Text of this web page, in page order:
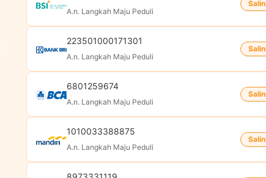
A.n. Langkah Maju Peduli
Salin
223501000171301
A.n. Langkah Maju Peduli
Salin
6801259674
A.n. Langkah Maju Peduli
Salin
1010033388875
A.n. Langkah Maju Peduli
Salin